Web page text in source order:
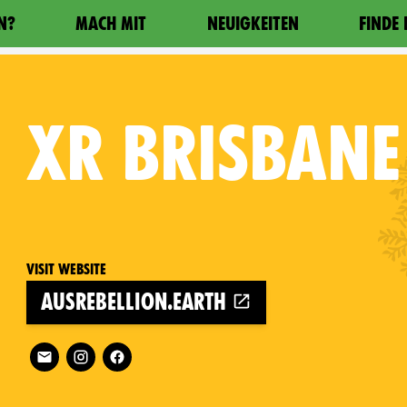
MACH MIT NEUIGKEITEN FINDE
XR
Visit website
ausrebellion.earth
Follow XR Brisbane West on